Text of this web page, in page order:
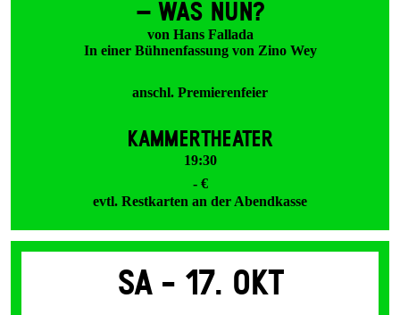
– WAS NUN?
von Hans Fallada
In einer Bühnenfassung von Zino Wey
anschl. Premierenfeier
KAMMERTHEATER
19:30
- €
evtl. Restkarten an der Abendkasse
Sa - 17. Okt